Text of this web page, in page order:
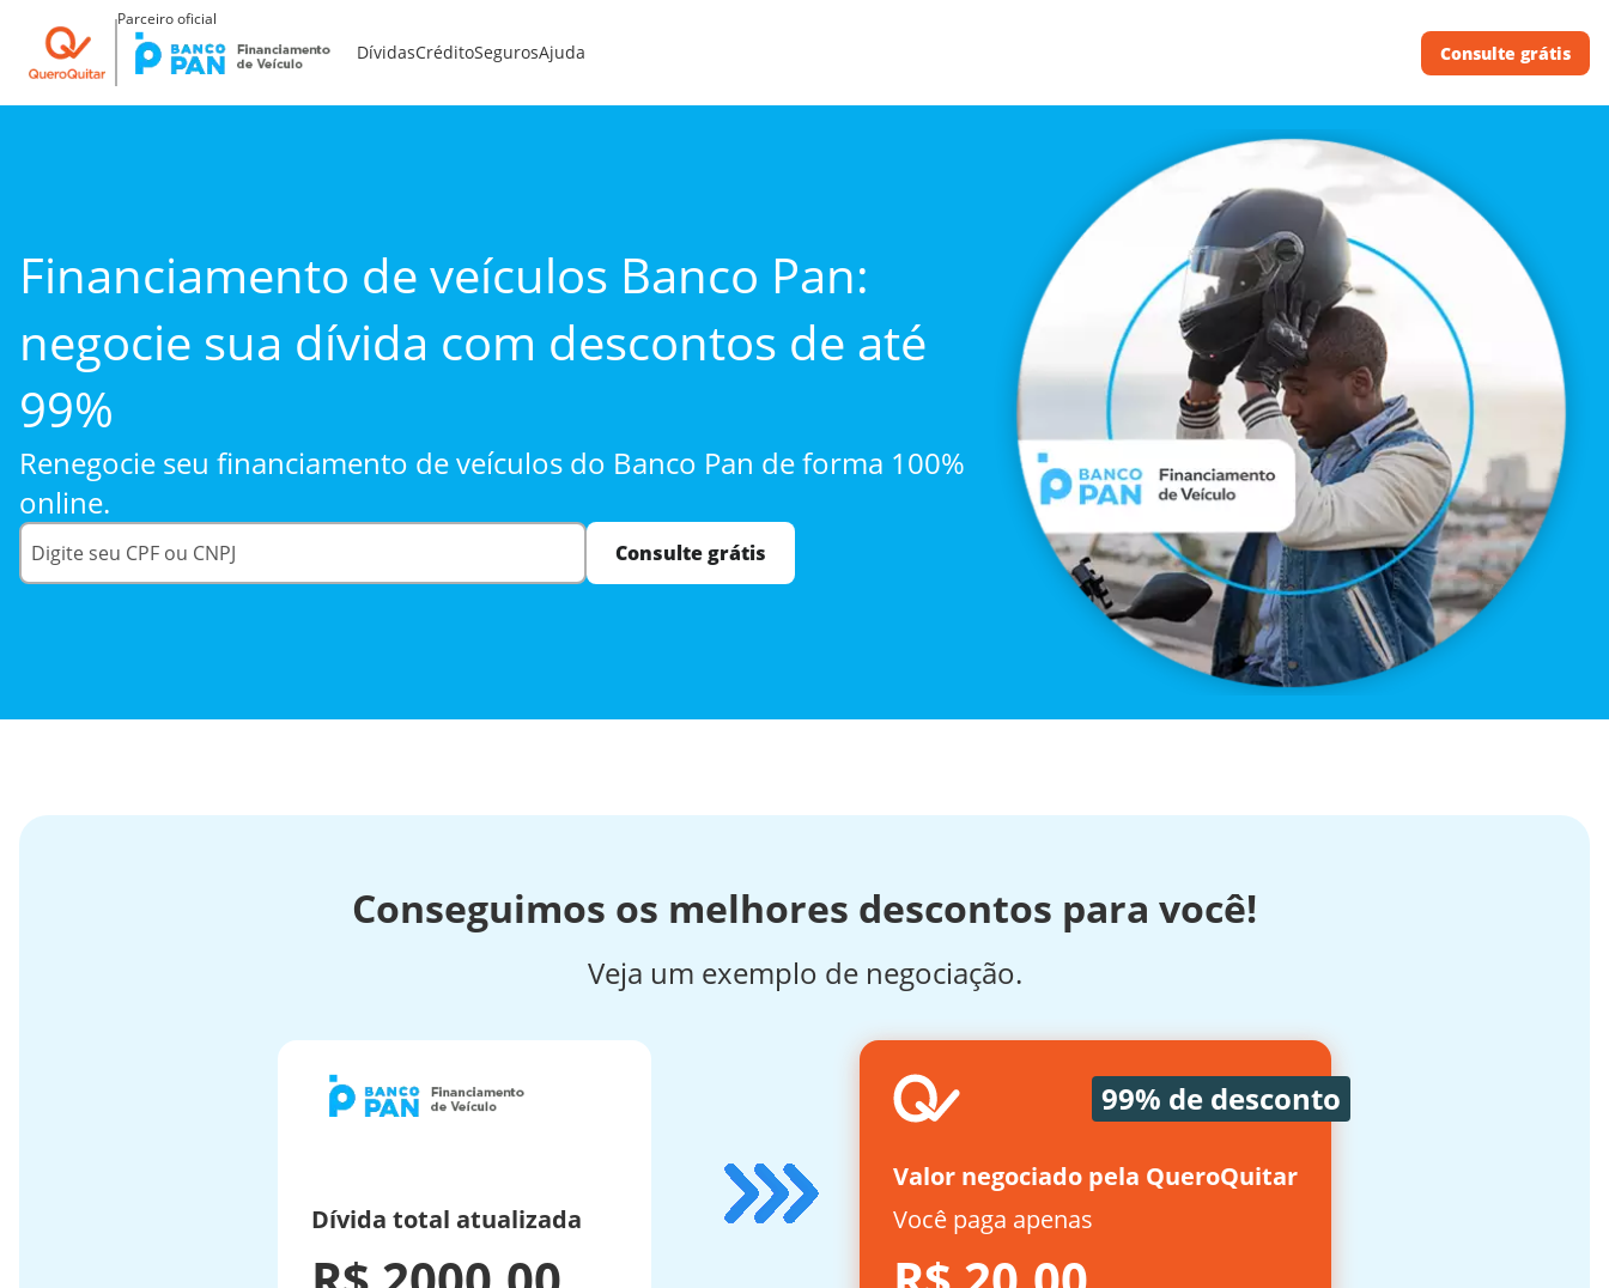
Parceiro oficial
DívidasCréditoSegurosAjuda Consulte grátis
Financiamento de veículos Banco Pan:
negocie sua dívida com descontos de até
99%
Renegocie seu financiamento de veículos do Banco Pan de forma 100%
online.
Consulte grátis
Conseguimos os melhores descontos para você!
Veja um exemplo de negociação.
Dívida total atualizada
99% de desconto
Valor negociado pela QueroQuitar
Você paga apenas